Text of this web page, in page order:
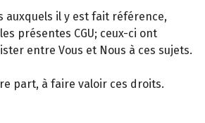
auxquels il y est fait référence,
présentes CGU; ceux-ci ont
entre Vous et Nous à ces sujets.
part, à faire valoir ces droits.